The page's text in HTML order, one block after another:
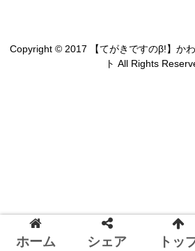
Copyright © 2017 【てがきですのβ!】か
ト All Rights
ホーム シェア トッ